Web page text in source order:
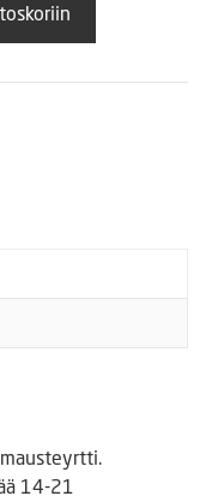
14-21